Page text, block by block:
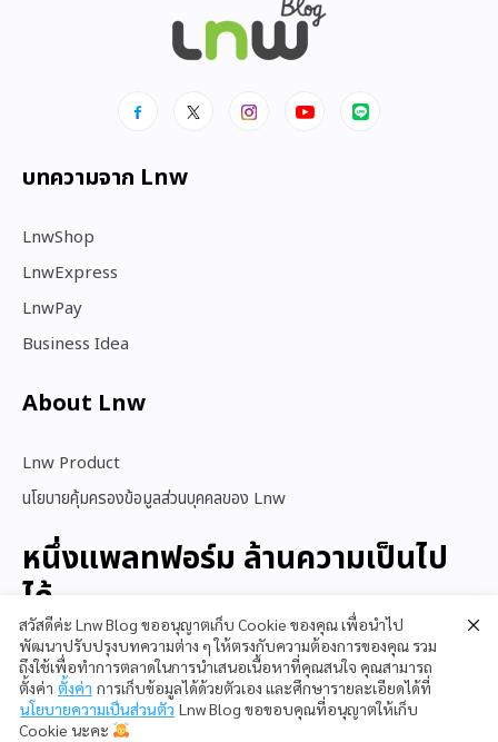
บทความจาก Lnw
LnwShop
LnwExpress
LnwPay
Business Idea
About Lnw​
Lnw Product
นโยบายคุ้มครองข้อมูลส่วนบุคคลของ Lnw
หนึ่งแพลทฟอร์ม ล้านความเป็นไป
ได้
สนใจใช้ LnwShop
สวัสดีค่ะ Lnw Blog ขออนุญาตเก็บ Cookie ของคุณ เพื่อนำไป
พัฒนาปรับปรุงบทความต่าง ๆ ให้ตรงกับความต้องการของคุณ รวม
ถึงใช้เพื่อทำการตลาดในการนำเสนอเนื้อหาที่คุณสนใจ คุณสามารถ
ตั้งค่า ตั้งค่า การเก็บข้อมูลได้ด้วยตัวเอง และศึกษารายละเอียดได้ที่
นโยบายความเป็นส่วนตัว Lnw Blog ขอขอบคุณที่อนุญาตให้เก็บ
Cookie นะคะ